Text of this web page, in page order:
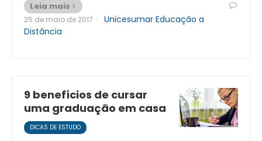
Leia mais
25 de maio de 2017 · Unicesumar Educação a
Distância
9 benefícios de cursar
uma graduação em casa
DICAS DE ESTUDO